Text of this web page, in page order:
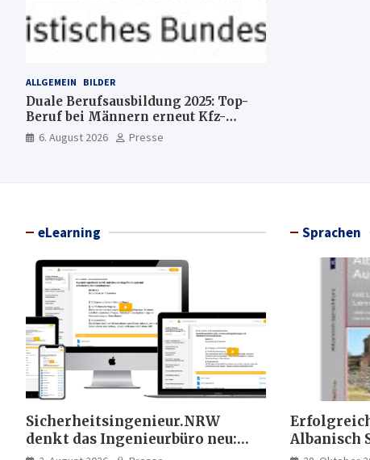
ALLGEMEIN BILDER
Duale Berufsausbildung 2025: Top-
Beruf bei Männern erneut Kfz-
Mechatroniker, bei Frauen
medizinische Fachangestellte
6. August 2026 Presse
eLearning
Sicherheitsingenieur.NRW
denkt das Ingenieurbüro neu:
Sprachen
Albanisch